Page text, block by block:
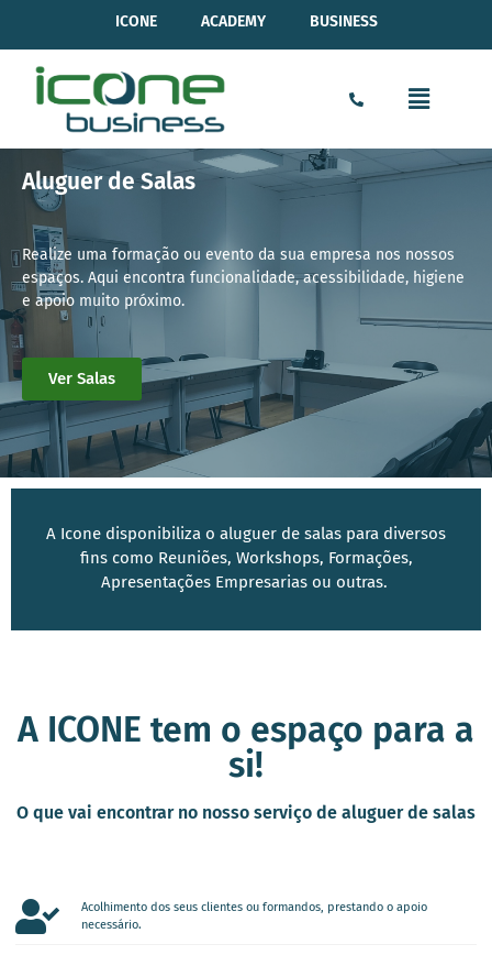
ICONE ACADEMY BUSINESS
Aluguer de Salas
Realize uma formação ou evento da sua empresa nos nossos
espaços. Aqui encontra funcionalidade, acessibilidade, higiene
e apoio muito próximo.
Ver Salas
A Icone disponibiliza o aluguer de salas para diversos
fins como Reuniões, Workshops, Formações,
Apresentações Empresarias ou outras.
A ICONE tem o espaço para a
si!
O que vai encontrar no nosso serviço de aluguer de salas
Acolhimento dos seus clientes ou formandos, prestando o apoio
necessário.